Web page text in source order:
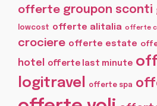
offerte groupon sconti
lowcost offerte alitalia offerte
crociere offerte estate
hotel
offerte last minute
logitravel offerte spa